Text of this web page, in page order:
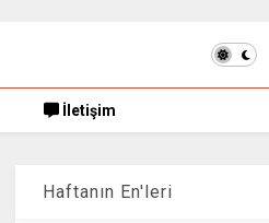
İletişim
Haftanın En'leri